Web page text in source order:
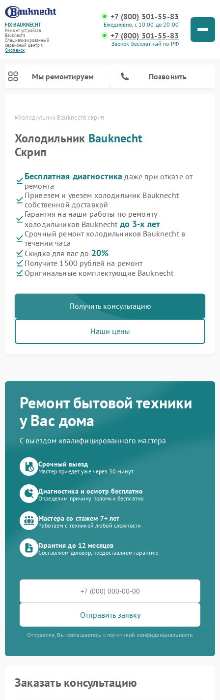
FIX-BAUKNECHT
Ремонт устройств
Bauknecht
Специализированный
cервисный центр г.
Смоленск
+7 (800) 301-55-83
Ежедневно, с 10:00 до 20:00
+7 (800) 301-55-83
Звонок бесплатный по РФ
Мы ремонтируем Позвонить
Холодильник Bauknecht скрип
Холодильник Bauknecht
Скрип
Бесплатная диагностика даже при отказе от
ремонта
Привезем и увезем холодильник Bauknecht
собственной доставкой
Гарантия на наши работы по ремонту
холодильников Bauknecht до 3-х лет
Срочный ремонт холодильников Bauknecht в
течении часа
Скидка для вас до 20%
Получите 1500 рублей на ремонт
Оригинальные комплектующие Bauknecht
Получить консультацию
Наши цены
Ремонт бытовой техники
у Вас дома
С выездом квалифицированного мастера
Срочный выезд
Мастер приедет уже через 30 минут
Диагностика и осмотр бесплатно
Определим причину поломки бесплатно
Мастера со стажем 7+ лет
Работаем с техникой любой сложности
Гарантия до 12 месяцев
Составляем договор, предоставляем гарантию
Отправить заявку
Отправляя, Вы соглашаетесь с политикой конфиденциальности
Заказать консультацию